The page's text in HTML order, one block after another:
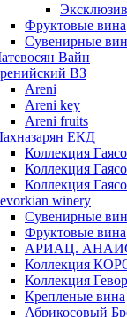
Фруктовые вина
Cувенирные
Вайн
ВЗ
Areni
Areni key
Areni fruits
ЕКД
Коллекция
Коллекция
Коллекция
winery
Сувенирные
Фруктовые вина
АРИАЦ.
Коллекция
Коллекция
Крепленые вина
Абрикосовый